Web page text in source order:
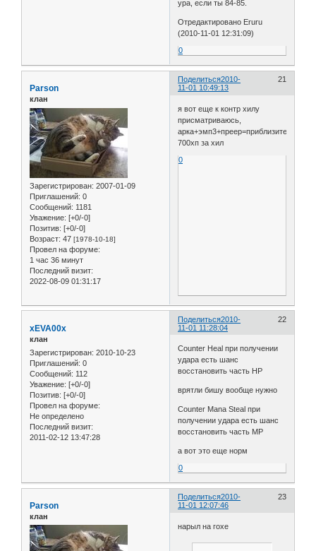
ура, если ты 84-85.
Отредактировано Eruru
(2010-11-01 12:31:09)
0
Поделиться 21
2010-
11-01 10:49:13
Parson
клан
Зарегистрирован: 2007-01-09
Приглашений: 0
Сообщений: 1181
Уважение: [+0/-0]
Позитив: [+0/-0]
Возраст: 47 [1978-10-18]
Провел на форуме:
1 час 36 минут
Последний визит:
2022-08-09 01:31:17
я вот еще к контр хилу
присматриваюсь,
арка+эмп3+преер=приблизительно
700хп за хил
0
Поделиться 22
2010-
11-01 11:28:04
xEVA00x
клан
Зарегистрирован: 2010-10-23
Приглашений: 0
Сообщений: 112
Уважение: [+0/-0]
Позитив: [+0/-0]
Провел на форуме:
Не определено
Последний визит:
2011-02-12 13:47:28
Counter Heal при получении
удара есть шанс
восстановить часть HP
врятли бишу вообще нужно
Counter Mana Steal при
получении удара есть шанс
восстановить часть MP
а вот это еще норм
0
Поделиться 23
2010-
11-01 12:07:46
Parson
клан
нарыл на гохе